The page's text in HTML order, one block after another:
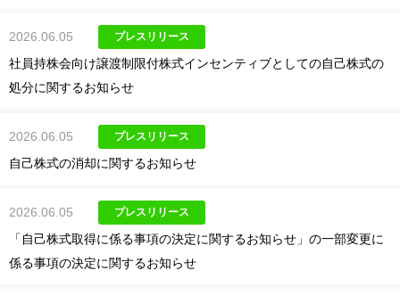
2026.06.05 プレスリリース
社員持株会向け譲渡制限付株式インセンティブとしての自己株式の
処分に関するお知らせ
2026.06.05 プレスリリース
自己株式の消却に関するお知らせ
2026.06.05 プレスリリース
「自己株式取得に係る事項の決定に関するお知らせ」の一部変更に
係る事項の決定に関するお知らせ